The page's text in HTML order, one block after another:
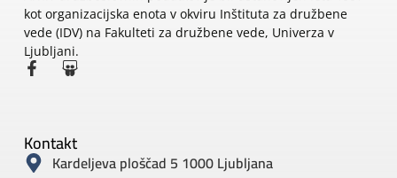
kot organizacijska enota v okviru Inštituta za družbene
vede (IDV) na Fakulteti za družbene vede, Univerza v
Ljubljani.
Kontakt
Kardeljeva ploščad 5 1000 Ljubljana